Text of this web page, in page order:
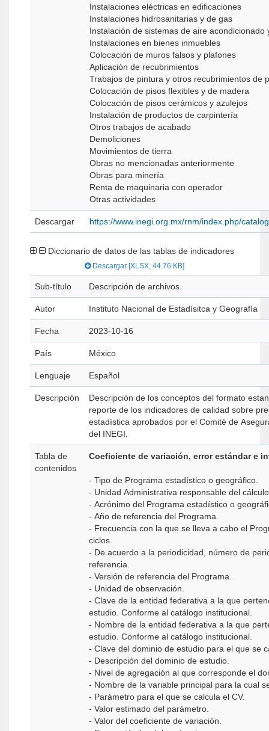
Instalaciones eléctricas en edificaciones
Instalaciones hidrosanitarias y de gas
Instalación de sistemas de aire
Instalaciones en bienes inmuebles
Colocación de muros falsos y plafones
Aplicación de recubrimientos
Trabajos de pintura y otros recubrimientos de
Colocación de pisos flexibles y de madera
Colocación de pisos cerámicos y azulejos
Instalación de productos de carpintería
Otros trabajos de acabado
Demoliciones
Movimientos de tierra
Obras no mencionadas anteriormente
Obras para minería
Renta de maquinaria con operador
Otras actividades
Descargar https://www.inegi.org.mx/rnm/index.php/
Diccionario de datos de las tablas de indicadores
Descargar [XLSX, 44.76 KB]
Sub-título Descripción de archivos.
Autor Instituto Nacional de Estadísitca y Geografía
Fecha 2023-10-16
País México
Lenguaje Español
Descripción
Descripción de los conceptos del formato
reporte de los indicadores de calidad sobre
estadística aprobados por el Comité de
del INEGI.
Tabla de
contenidos
Coeficiente de variación, error estándar e
- Tipo de Programa estadístico o geográfico.
- Unidad Administrativa responsable del
- Acrónimo del Programa estadístico o
- Año de referencia del Programa.
- Frecuencia con la que se lleva a cabo el
ciclos.
- De acuerdo a la periodicidad, número de
referencia.
- Versión de referencia del Programa.
- Unidad de observación.
- Clave de la entidad federativa a la que
estudio. Conforme al catálogo institucional.
- Nombre de la entidad federativa a la que
estudio. Conforme al catálogo institucional.
- Clave del dominio de estudio para el que se
- Descripción del dominio de estudio.
- Nivel de agregación al que corresponde el
- Nombre de la variable principal para la cual
- Parámetro para el que se calcula el CV.
- Valor estimado del parámetro.
- Valor del coeficiente de variación.